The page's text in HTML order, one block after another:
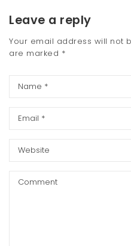
Leave a reply
Your email address will not
are marked *